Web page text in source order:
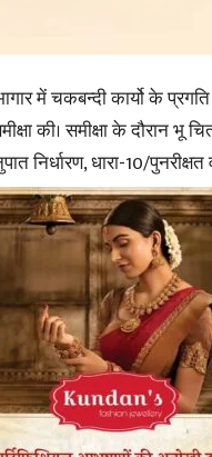
News
Paper
में चकबन्दी कार्यो के
की। समीक्षा के दौरान भू
निर्धारण, धारा-10/पुनरीक्षत